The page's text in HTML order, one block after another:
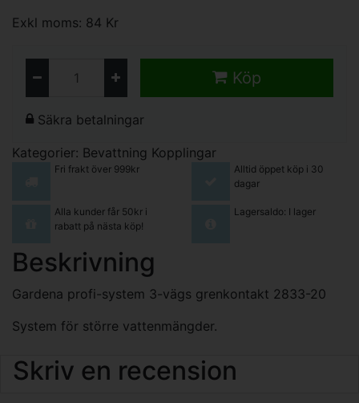
Exkl moms: 84 Kr
Köp
Säkra betalningar
Kategorier: Bevattning Kopplingar
Fri frakt över 999kr
Alltid öppet köp i 30
dagar
Alla kunder får 50kr i
rabatt på nästa köp!
Lagersaldo: I lager
Beskrivning
Gardena profi-system 3-vägs grenkontakt 2833-20
System för större vattenmängder.
Skriv en recension